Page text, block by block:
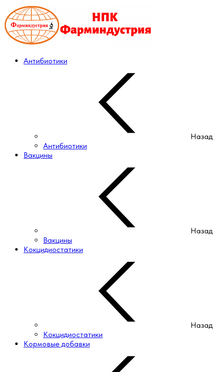
Антибиотики
Назад
Антибиотики
Вакцины
Назад
Вакцины
Кокцидиостатики
Назад
Кокцидиостатики
Кормовые добавки